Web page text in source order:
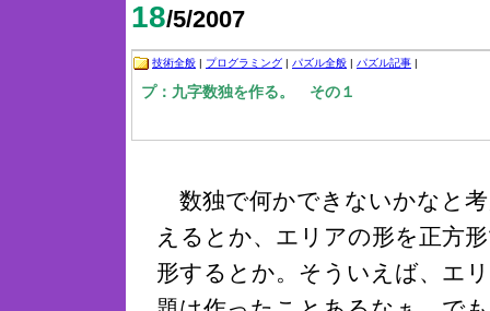
18/5/2007
技術全般 | プログラミング | パズル全般 | パズル記事 |
プ：九字数独を作る。 その１
数独で何かできないかなと
えるとか、エリアの形を正方
形するとか。そういえば、エ